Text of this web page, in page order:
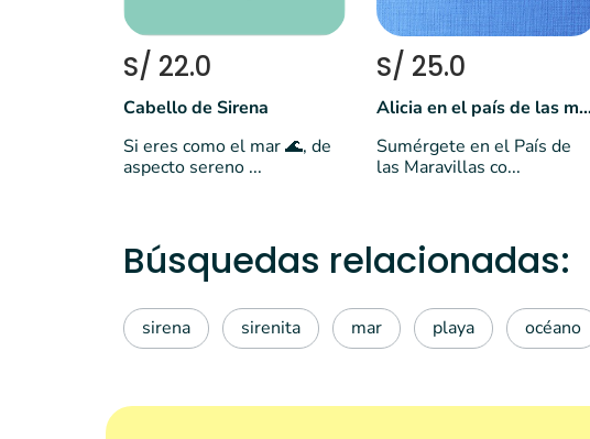
S/ 22.0
Cabello de Sirena
Si eres como el mar 🌊, de
aspecto sereno ...
S/ 25.0
Alicia en el país de las maravillas
Sumérgete en el País de
las Maravillas co...
Búsquedas relacionadas:
sirena sirenita mar playa océano